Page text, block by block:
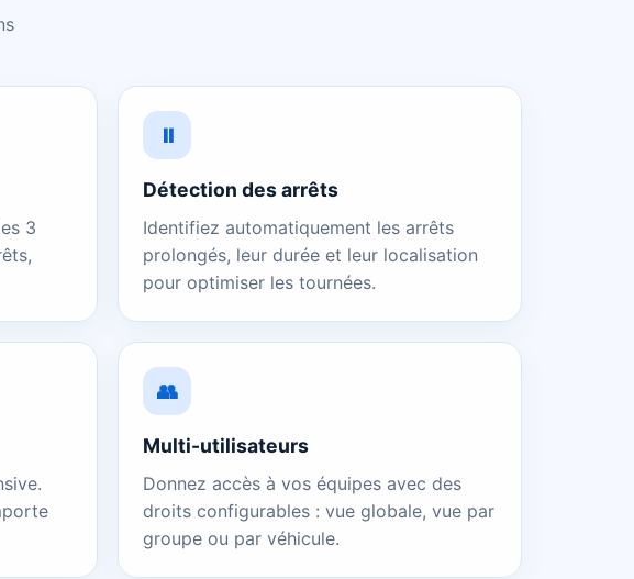
3
⏸️
Détection des arrêts
Identifiez automatiquement les arrêts
prolongés, leur durée et leur localisation
pour optimiser les tournées.
👥
Multi-utilisateurs
Donnez accès à vos équipes avec des
droits configurables : vue globale, vue par
groupe ou par véhicule.